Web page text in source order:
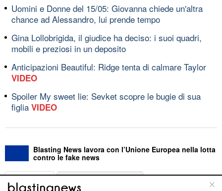
Uomini e Donne del 15/05: Giovanna chiede un'altra
chance ad Alessandro, lui prende tempo
Gina Lollobrigida, il giudice ha deciso: i suoi quadri,
mobili e preziosi in un deposito
Anticipazioni Beautiful: Ridge tenta di calmare Taylor
VIDEO
Spoiler My sweet lie: Sevket scopre le bugie di sua
figlia VIDEO
Blasting News lavora con l’Unione Europea nella lotta
contro le fake news
ABOUT